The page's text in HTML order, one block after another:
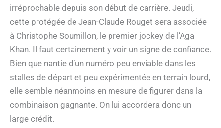
irréprochable depuis son début de carrière. Jeudi,
cette protégée de Jean-Claude Rouget sera associée
à Christophe Soumillon, le premier jockey de l’Aga
Khan. Il faut certainement y voir un signe de confiance.
Bien que nantie d’un numéro peu enviable dans les
stalles de départ et peu expérimentée en terrain lourd,
elle semble néanmoins en mesure de figurer dans la
combinaison gagnante. On lui accordera donc un
large crédit.